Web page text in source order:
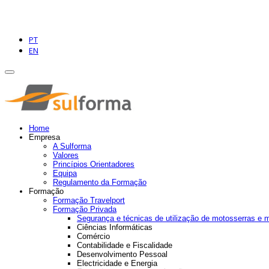
PT
EN
Home
Empresa
A Sulforma
Valores
Princípios Orientadores
Equipa
Regulamento da Formação
Formação
Formação Travelport
Formação Privada
Segurança e técnicas de utilização de motosserras e
Ciências Informáticas
Comércio
Contabilidade e Fiscalidade
Desenvolvimento Pessoal
Electricidade e Energia